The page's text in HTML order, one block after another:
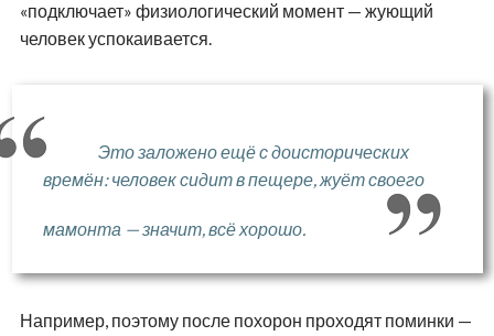
«подключает» физиологический момент — жующий
человек успокаивается.
Это заложено ещё с доисторических
времён: человек сидит в пещере, жуёт своего
мамонта — значит, всё хорошо.
Например, поэтому после похорон проходят поминки —